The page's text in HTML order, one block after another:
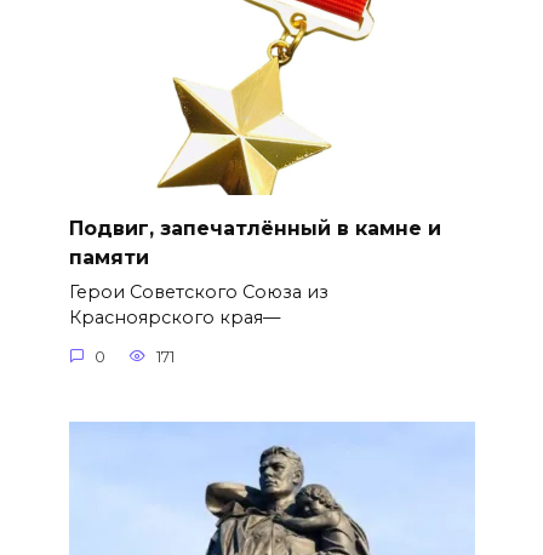
Подвиг, запечатлённый в камне и
памяти
Герои Советского Союза из
Красноярского края—
0 171